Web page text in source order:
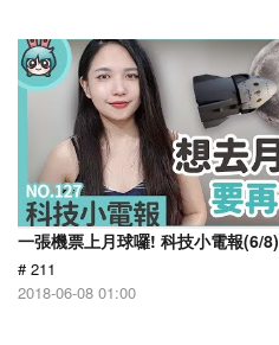
一張機票上月球囉! 科技小電報(6/8)
# 211
2018-06-08 01:00